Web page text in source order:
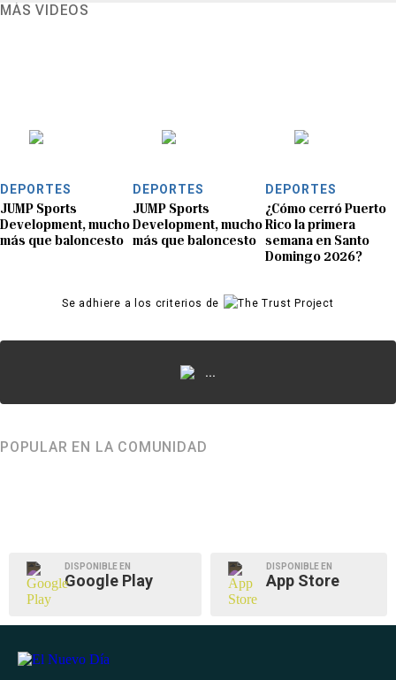
MÁS VIDEOS
DEPORTES
JUMP Sports
Development, mucho
más que baloncesto
DEPORTES
JUMP Sports
Development, mucho
más que baloncesto
DEPORTES
¿Cómo cerró Puerto
Rico la primera
semana en Santo
Domingo 2026?
Se adhiere a los criterios de
...
POPULAR EN LA COMUNIDAD
DISPONIBLE EN
Google Play
DISPONIBLE EN
App Store